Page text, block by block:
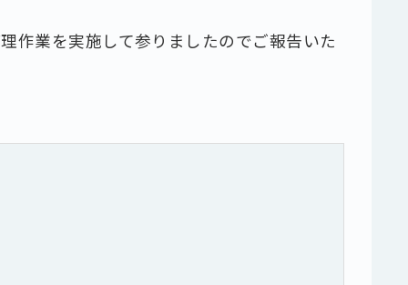
作業を実施して参りましたのでご報告いた